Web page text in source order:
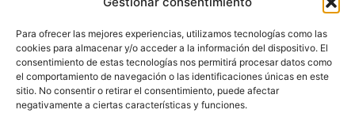
Para ofrecer las mejores experiencias, utilizamos tecnologías como las
cookies para almacenar y/o acceder a la información del dispositivo. El
consentimiento de estas tecnologías nos permitirá procesar datos como
el comportamiento de navegación o las identificaciones únicas en este
sitio. No consentir o retirar el consentimiento, puede afectar
negativamente a ciertas características y funciones.
+34 931 69 11 91
Motor Tàrrega Trucks BARCELONA
Zona Franca, Carrer E, s/n 08040 Barcelona, España